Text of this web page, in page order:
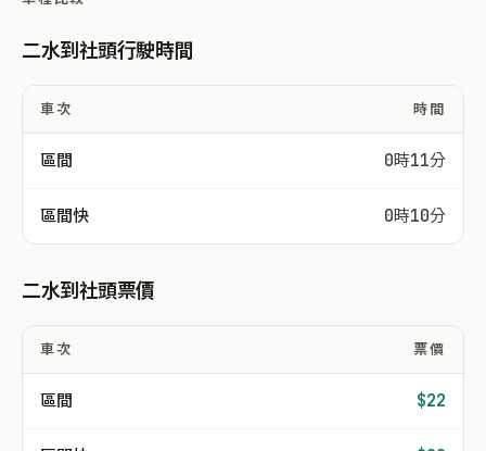
二水到社頭行駛時間
車次 時間
區間 0時11分
區間快 0時10分
二水到社頭票價
車次 票價
區間 $22